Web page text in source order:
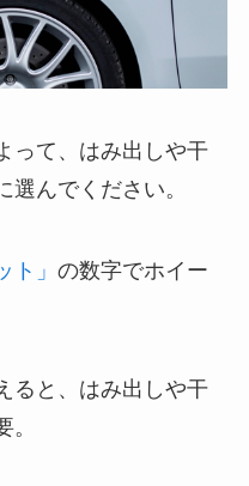
って、はみ出しや干
んでください。
ト」 の数字でホイー
ると、はみ出しや干